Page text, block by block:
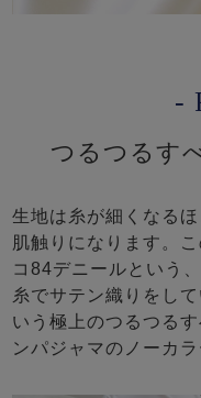
-
つるつるす
生地は糸が細くなる
肌触りになります。
コ84デニールという
糸でサテン織りをし
いう極上のつるつる
ンパジャマのノーカラ